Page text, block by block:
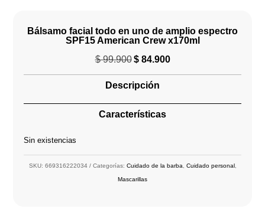
Bálsamo facial todo en uno de amplio espectro
SPF15 American Crew x170ml
$99.900 El
original
$ 99.900.
$84.900El
Descripción
Características
Sin existencias
SKU: 669316222034 Categorías: Cuidado de la barba Cuidado personal,
Mascarillas